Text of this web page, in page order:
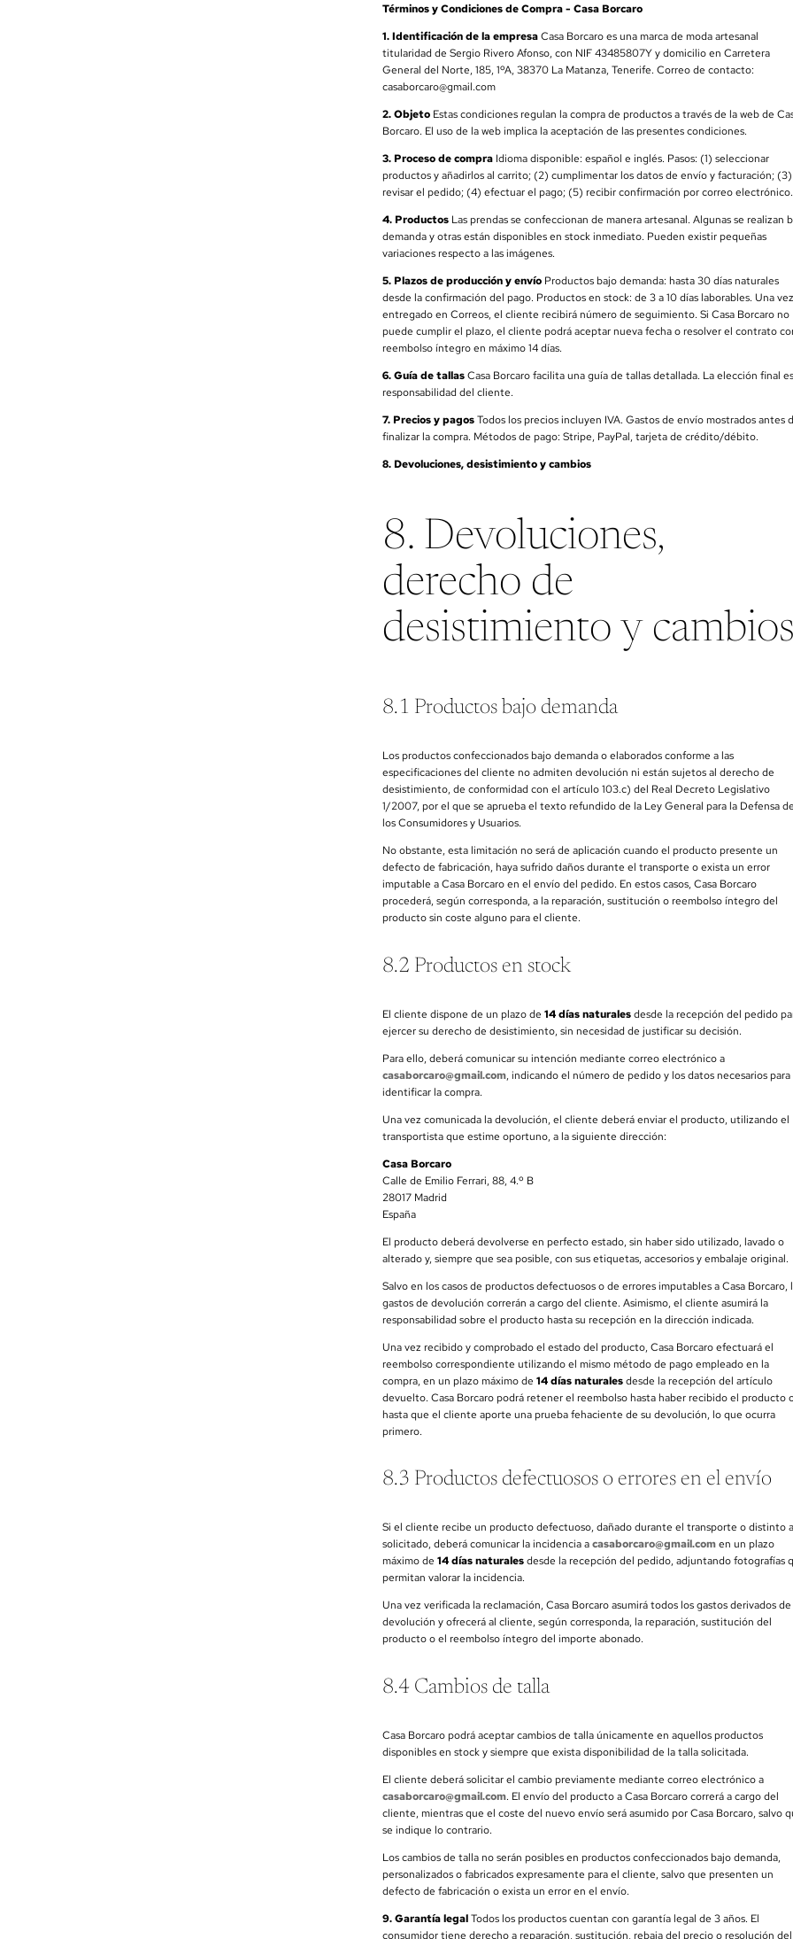
Términos y Condiciones de Compra - Casa Borcaro
1. Identificación de la empresaCasa Borcaro es una marca de moda artesanal
titularidad de Sergio Rivero Afonso, con NIF 43485807Y y domicilio en Carretera
General del Norte, 185, 1ºA, 38370 La Matanza, Tenerife. Correo de contacto:
casaborcaro@gmail.com
2. Objeto Estas condiciones regulan la compra de productos a través de la web de
Borcaro. El uso de la web implica la aceptación de las presentes condiciones.
3. Proceso de compra Idioma disponible: español e inglés. Pasos: (1) seleccionar
productos y añadirlos al carrito; (2) cumplimentar los datos de envío y facturación; (3)
revisar el pedido; (4) efectuar el pago; (5) recibir confirmación por correo electrónico.
4. Productos Las prendas se confeccionan de manera artesanal. Algunas se realizan
demanda y otras están disponibles en stock inmediato. Pueden existir pequeñas
variaciones respecto a las imágenes.
5. Plazos de producción y envío Productos bajo demanda: hasta 30 días naturales
desde la confirmación del pago. Productos en stock: de 3 a 10 días laborables. Una vez
entregado en Correos, el cliente recibirá número de seguimiento. Si Casa Borcaro no
puede cumplir el plazo, el cliente podrá aceptar nueva fecha o resolver el contrato
reembolso íntegro en máximo 14 días.
6. Guía de tallasCasa Borcaro facilita una guía de tallas detallada. La elección final es
responsabilidad del cliente.
7. Precios y pagosTodos los precios incluyen IVA. Gastos de envío mostrados antes
finalizar la compra. Métodos de pago: Stripe, PayPal, tarjeta de crédito/débito.
8. Devoluciones, desistimiento y cambios
8. Devoluciones,
derecho de
desistimiento y
8.1 Productos bajo demanda
Los productos confeccionados bajo demanda o elaborados conforme a las
especificaciones del cliente no admiten devolución ni están sujetos al derecho de
desistimiento, de conformidad con el artículo 103.c) del Real Decreto Legislativo
1/2007, por el que se aprueba el texto refundido de la Ley General para la Defensa
los Consumidores y Usuarios.
No obstante, esta limitación no será de aplicación cuando el producto presente un
defecto de fabricación, haya sufrido daños durante el transporte o exista un error
imputable a Casa Borcaro en el envío del pedido. En estos casos, Casa Borcaro
procederá, según corresponda, a la reparación, sustitución o reembolso íntegro del
producto sin coste alguno para el cliente.
8.2 Productos en stock
El cliente dispone de un plazo de 14 días naturalesdesde la recepción del pedido
ejercer su derecho de desistimiento, sin necesidad de justificar su decisión.
Para ello, deberá comunicar su intención mediante correo electrónico a
casaborcaro@gmail.com, indicando el número de pedido y los datos necesarios para
identificar la compra.
Una vez comunicada la devolución, el cliente deberá enviar el producto, utilizando el
transportista que estime oportuno, a la siguiente dirección:
Casa Borcaro
Calle de Emilio Ferrari, 88, 4.º B
28017 Madrid
España
El producto deberá devolverse en perfecto estado, sin haber sido utilizado, lavado o
alterado y, siempre que sea posible, con sus etiquetas, accesorios y embalaje original.
Salvo en los casos de productos defectuosos o de errores imputables a Casa Borcaro,
gastos de devolución correrán a cargo del cliente. Asimismo, el cliente asumirá la
responsabilidad sobre el producto hasta su recepción en la dirección indicada.
Una vez recibido y comprobado el estado del producto, Casa Borcaro efectuará el
reembolso correspondiente utilizando el mismo método de pago empleado en la
compra, en un plazo máximo de 14 días naturalesdesde la recepción del artículo
devuelto. Casa Borcaro podrá retener el reembolso hasta haber recibido el producto
hasta que el cliente aporte una prueba fehaciente de su devolución, lo que ocurra
primero.
8.3 Productos defectuosos o errores en el envío
Si el cliente recibe un producto defectuoso, dañado durante el transporte o distinto
solicitado, deberá comunicar la incidencia acasaborcaro@gmail.comen un plazo
máximo de 14 días naturalesdesde la recepción del pedido, adjuntando fotografías
permitan valorar la incidencia.
Una vez verificada la reclamación, Casa Borcaro asumirá todos los gastos derivados
devolución y ofrecerá al cliente, según corresponda, la reparación, sustitución del
producto o el reembolso íntegro del importe abonado.
8.4 Cambios de talla
Casa Borcaro podrá aceptar cambios de talla únicamente en aquellos productos
disponibles en stock y siempre que exista disponibilidad de la talla solicitada.
El cliente deberá solicitar el cambio previamente mediante correo electrónico a
casaborcaro@gmail.com. El envío del producto a Casa Borcaro correrá a cargo del
cliente, mientras que el coste del nuevo envío será asumido por Casa Borcaro, salvo
se indique lo contrario.
Los cambios de talla no serán posibles en productos confeccionados bajo demanda,
personalizados o fabricados expresamente para el cliente, salvo que presenten un
defecto de fabricación o exista un error en el envío.
9. Garantía legalTodos los productos cuentan con garantía legal de 3 años. El
consumidor tiene derecho a reparación, sustitución, rebaja del precio o resolución del